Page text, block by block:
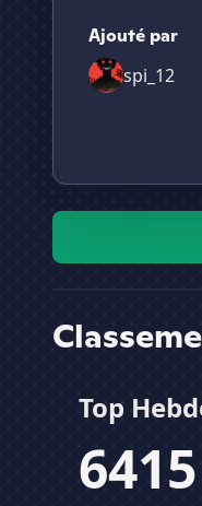
Ajouté par
spi_12
Top
6415